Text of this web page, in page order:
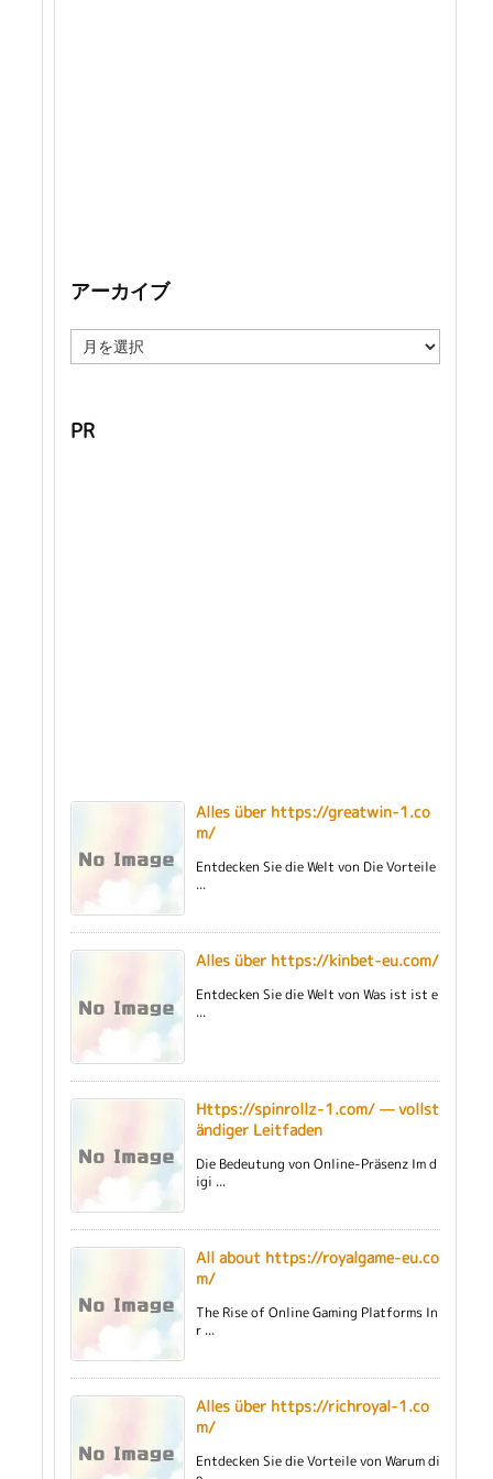
アーカイブ
ー
ブ
PR
Alles über https://greatwin-1.co
m/
Entdecken Sie die Welt von Die Vorteile
...
Alles über https://kinbet-eu.com/
Entdecken Sie die Welt von Was ist ist e
...
Https://spinrollz-1.com/ — vollst
ändiger Leitfaden
Die Bedeutung von Online-Präsenz Im d
igi ...
All about https://royalgame-eu.co
m/
The Rise of Online Gaming Platforms In
r ...
Alles über https://richroyal-1.co
m/
Entdecken Sie die Vorteile von Warum di